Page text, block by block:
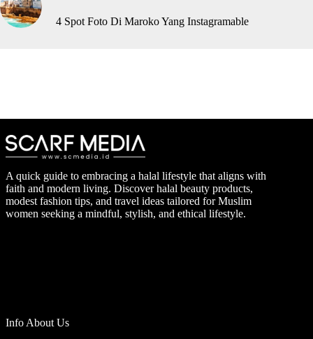
4 Spot Foto Di Maroko Yang Instagramable
A quick guide to embracing a halal lifestyle that aligns with
faith and modern living. Discover halal beauty products,
modest fashion tips, and travel ideas tailored for Muslim
women seeking a mindful, stylish, and ethical lifestyle.
Info About Us